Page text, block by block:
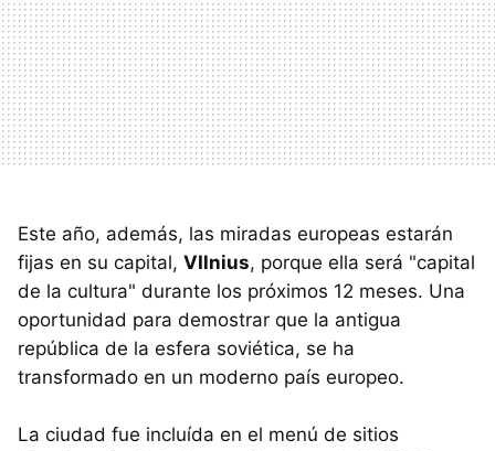
Este año, además, las miradas europeas estarán
fijas en su capital, VIlnius, porque ella será "capital
de la cultura" durante los próximos 12 meses. Una
oportunidad para demostrar que la antigua
república de la esfera soviética, se ha
transformado en un moderno país europeo.
La ciudad fue incluída en el menú de sitios